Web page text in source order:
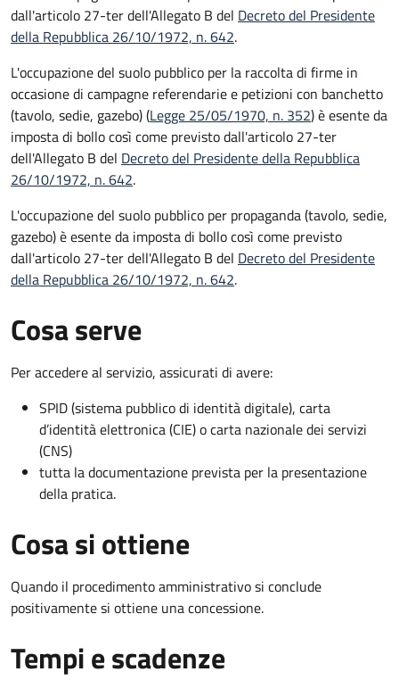
dall'articolo 27-ter dell'Allegato B del Decreto del Presidente
della Repubblica 26/10/1972, n. 642.
L'occupazione del suolo pubblico per la raccolta di firme in
occasione di campagne referendarie e petizioni con banchetto
(tavolo, sedie, gazebo) (Legge 25/05/1970, n. 352) è esente da
imposta di bollo così come previsto dall'articolo 27-ter
dell'Allegato B del Decreto del Presidente della Repubblica
26/10/1972, n. 642.
L'occupazione del suolo pubblico per propaganda (tavolo, sedie,
gazebo) è esente da imposta di bollo così come previsto
dall'articolo 27-ter dell'Allegato B del Decreto del Presidente
della Repubblica 26/10/1972, n. 642.
Cosa serve
Per accedere al servizio, assicurati di avere:
SPID (sistema pubblico di identità digitale), carta
d’identità elettronica (CIE) o carta nazionale dei servizi
(CNS)
tutta la documentazione prevista per la presentazione
della pratica.
Cosa si ottiene
Quando il procedimento amministrativo si conclude
positivamente si ottiene una concessione.
Tempi e scadenze